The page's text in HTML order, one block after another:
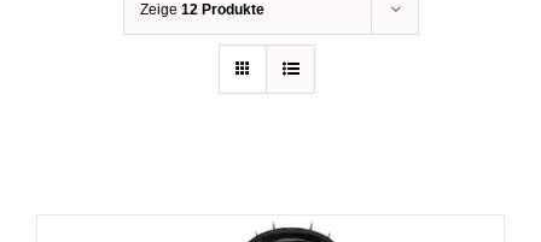
Zeige 12 Produkte